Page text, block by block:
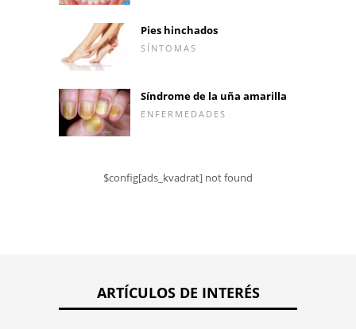
Pies hinchados
SÍNTOMAS
Síndrome de la uña amarilla
ENFERMEDADES
$config[ads_kvadrat] not found
ARTÍCULOS DE INTERÉS